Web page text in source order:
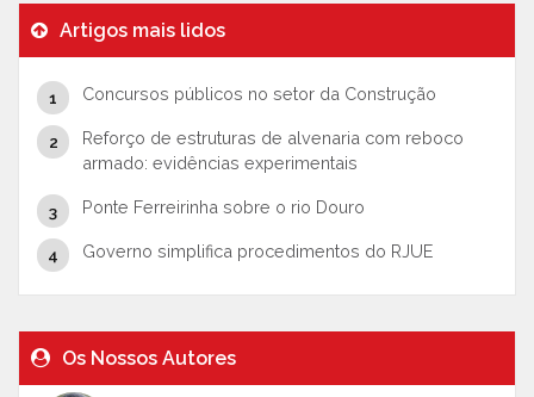
Artigos mais lidos
Concursos públicos no setor da Construção
Reforço de estruturas de alvenaria com reboco
armado: evidências experimentais
Ponte Ferreirinha sobre o rio Douro
Governo simplifica procedimentos do RJUE
Os Nossos Autores